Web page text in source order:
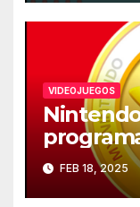
VIDEOJUEGOS
25 de
FEB 18, 2025